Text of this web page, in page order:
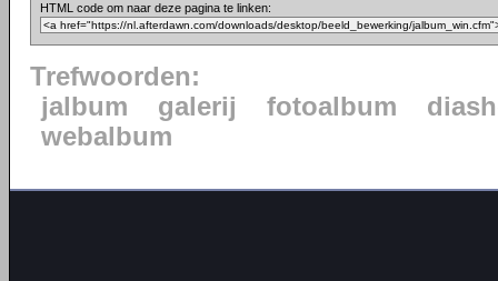
HTML code om naar deze pagina te linken:
Trefwoorden:
jalbum
galerij fotoalbum
webalbum